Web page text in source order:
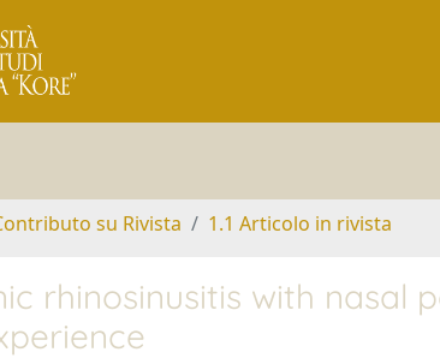
su Rivista 1.1 Articolo in rivista
rhinosinusitis with nasal